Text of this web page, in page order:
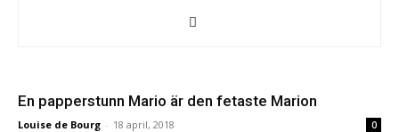
En papperstunn Mario är den fetaste Marion
Louise de Bourg - 18 april, 2018 0